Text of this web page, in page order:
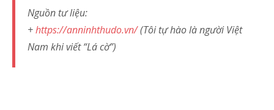
Nguồn tư liệu:
+https://anninhthudo.vn/(Tôi tự hào là người Việt
Nam khi viết “Lá cờ”)